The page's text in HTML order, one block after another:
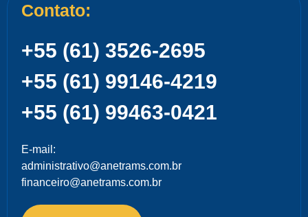
Contato:
+55 (61) 3526-2695
+55 (61) 99146-4219
+55 (61) 99463-0421
E-mail:
administrativo@anetrams.com.br
financeiro@anetrams.com.br